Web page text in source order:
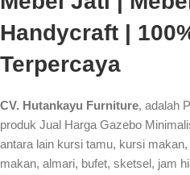
Handycraft |
Terpercaya
CV. Hutankayu Furniture, adalah
produk Jual Harga Gazebo
antara lain kursi tamu, kursi
makan, almari, bufet, sketsel, jam